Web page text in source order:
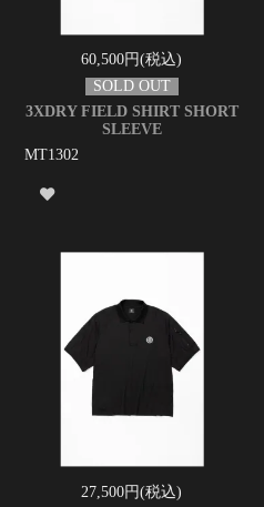
60,500円(税込)
3XDRY FIELD SHIRT SHORT
SLEEVE
MT1302
27,500円(税込)